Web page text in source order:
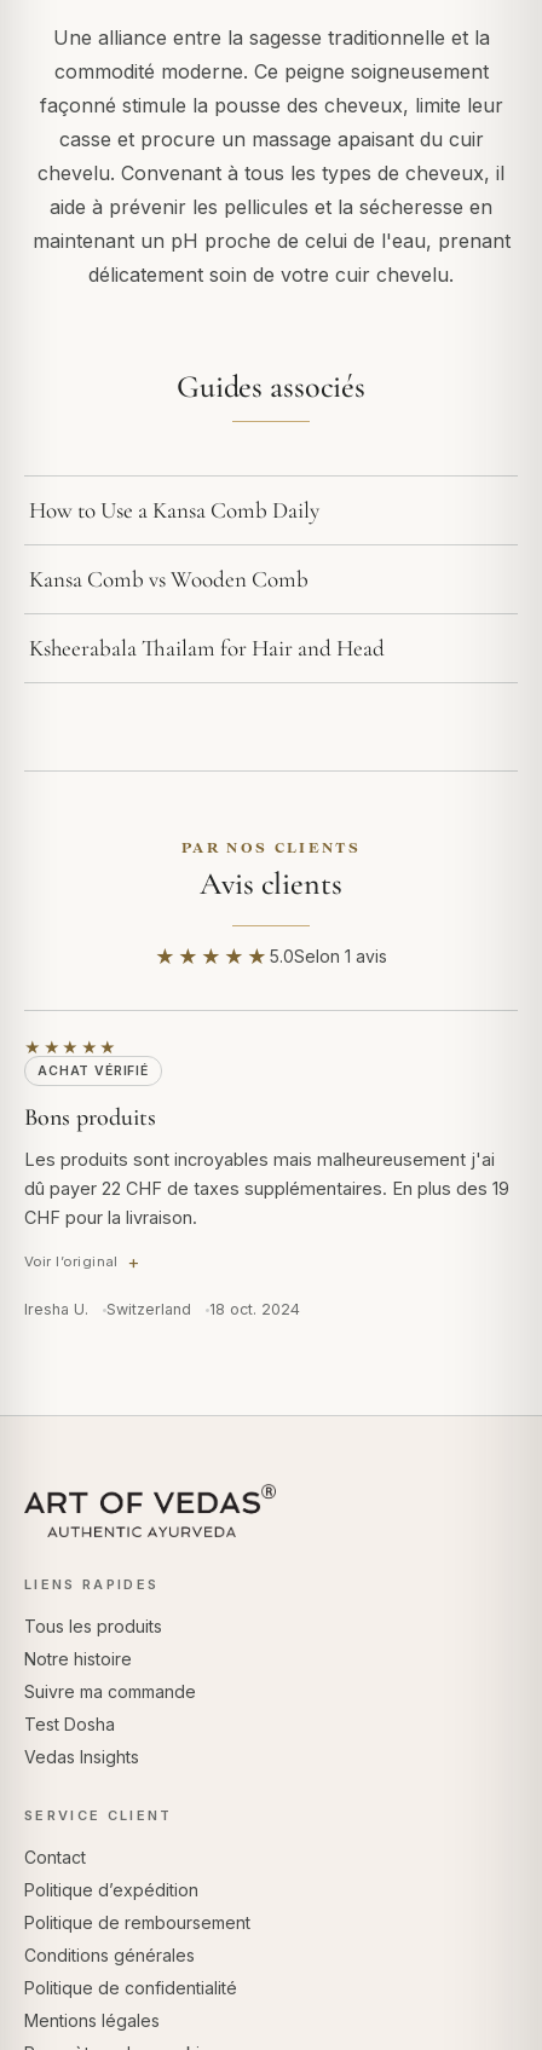
Une alliance entre la sagesse traditionnelle et la
commodité moderne. Ce peigne soigneusement
façonné stimule la pousse des cheveux, limite leur
casse et procure un massage apaisant du cuir
chevelu. Convenant à tous les types de cheveux, il
aide à prévenir les pellicules et la sécheresse en
maintenant un pH proche de celui de l'eau, prenant
délicatement soin de votre cuir chevelu.
Guides associés
How to Use a Kansa Comb Daily
Kansa Comb vs Wooden Comb
Ksheerabala Thailam for Hair and Head
PAR NOS CLIENTS
Avis clients
★★★★★ 5.0Selon 1 avis
★★★★★
ACHAT VÉRIFIÉ
Bons produits
Les produits sont incroyables mais malheureusement j'ai
dû payer 22 CHF de taxes supplémentaires. En plus des 19
CHF pour la livraison.
Voir l’original
Iresha U. Switzerland 18 oct. 2024
LIENS RAPIDES
Tous les produits
Notre histoire
Suivre ma commande
Test Dosha
Vedas Insights
SERVICE CLIENT
Contact
Politique d’expédition
Politique de remboursement
Conditions générales
Politique de confidentialité
Mentions légales